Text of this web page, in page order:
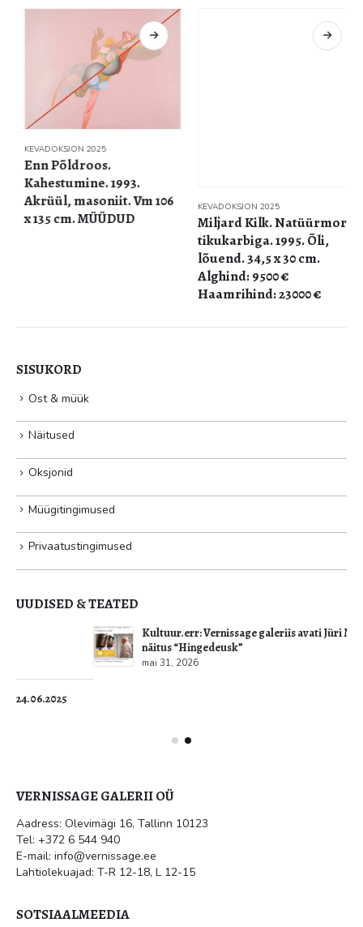
KEVADOKSJON 2025
Enn Põldroos.
Kahestumine. 1993.
Akrüül, masoniit. Vm 106
x 135 cm. MÜÜDUD
KEVADOKSJON 2025
Miljard Kilk. Natüürmort
tikukarbiga. 1995. Õli,
lõuend. 34,5 x 30 cm.
Alghind: 9500 €
Haamrihind: 23000 €
SISUKORD
Ost & müük
Näitused
Oksjonid
Müügitingimused
Privaatustingimused
UUDISED & TEATED
Kultuur.err: Vernissage galeriis avati Jüri Mildebergi
näitus “Hingedeusk”
Aadress: Olevimägi 16, Tallinn 10123
Tel: +372 6 544 940
E-mail: info@vernissage.ee
Lahtiolekuajad: T-R 12-18, L 12-15